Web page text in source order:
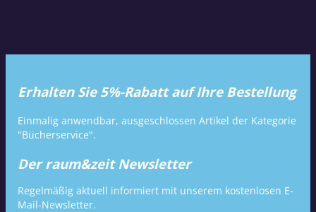
Erhalten Sie 5%-Rabatt auf Ihre Bestellung
Einmalig anwendbar, ausgeschlossen Artikel der Kategorie
"Bücherservice".
Der raum&zeit Newsletter
Regelmäßig aktuell informiert mit unserem kostenlosen E-
Mail-Newsletter.